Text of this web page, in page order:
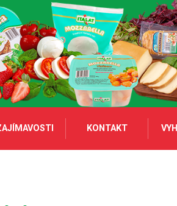
KONTAKT